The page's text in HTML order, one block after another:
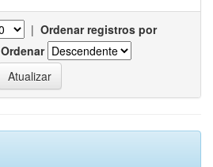
| Ordenar registros por
Ordenar